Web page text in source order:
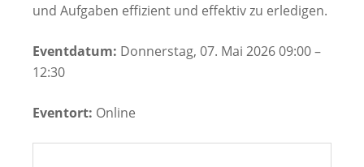
und Aufgaben effizient und effektiv zu erledigen.
Eventdatum: Donnerstag, 07. Mai 2026 09:00 –
12:30
Eventort: Online